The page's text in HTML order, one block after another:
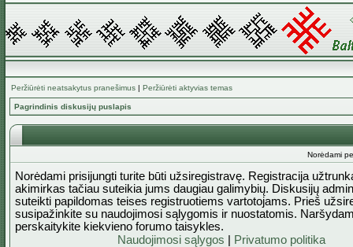
Peržiūrėti neatsakytus pranešimus | Peržiūrėti aktyvias temas
Pagrindinis diskusijų puslapis
Norėdami
Norėdami prisijungti turite būti užsiregistravę. Registracija
akimirkas tačiau suteikia jums daugiau galimybių. Diskusijų
suteikti papildomas teises registruotiems vartotojams. Prieš
susipažinkite su naudojimosi sąlygomis ir nuostatomis.
perskaitykite kiekvieno forumo taisykles.
Naudojimosi sąlygos
Privatumo politika